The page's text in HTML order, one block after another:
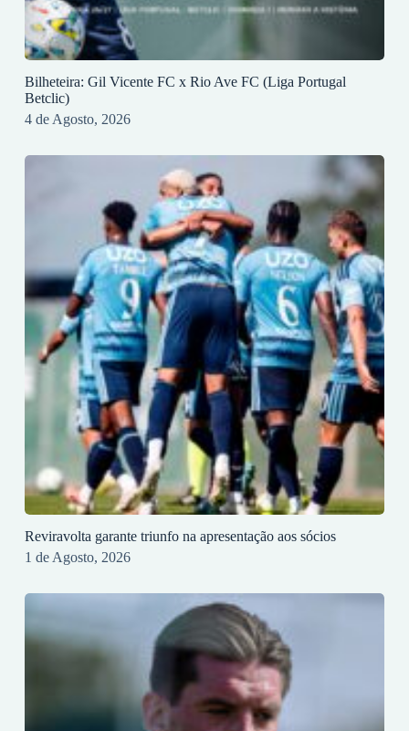
Bilheteira: Gil Vicente FC x Rio Ave FC (Liga Portugal
Betclic)
4 de Agosto, 2026
Reviravolta garante triunfo na apresentação aos sócios
1 de Agosto, 2026